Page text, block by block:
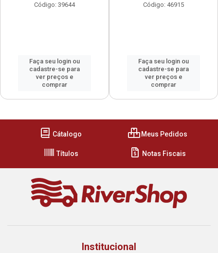
Código: 39644
Faça seu login ou
cadastre-se para
ver preços e
comprar
Código: 46915
Faça seu login ou
cadastre-se para
ver preços e
comprar
Cátalogo Meus Pedidos
Títulos Notas Fiscais
Institucional